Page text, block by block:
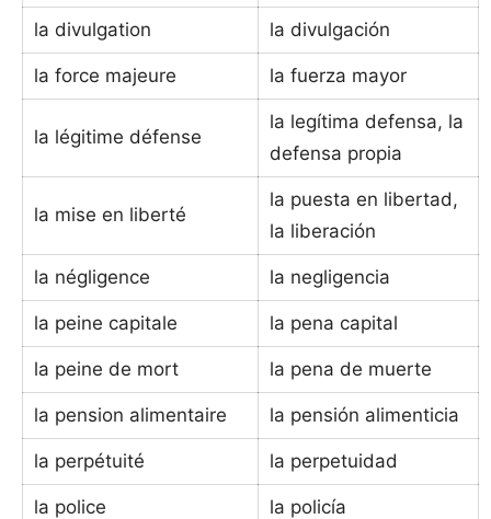
la divulgation la divulgación
la force majeure la fuerza mayor
la légitime défense
la legítima defensa, la
defensa propia
la mise en liberté
la puesta en libertad,
la liberación
la négligence la negligencia
la peine capitale la pena capital
la peine de mort la pena de muerte
la pension alimentaire la pensión alimenticia
la perpétuité la perpetuidad
la police la policía